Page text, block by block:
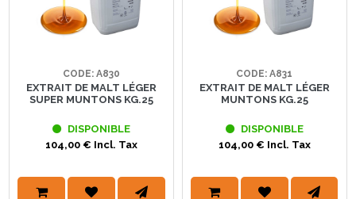
CODE: A830
EXTRAIT DE MALT LÉGER
SUPER MUNTONS KG.25
DISPONIBLE
104,00 € Incl. Tax
CODE: A831
EXTRAIT DE MALT LÉGER
MUNTONS KG.25
DISPONIBLE
104,00 € Incl. Tax